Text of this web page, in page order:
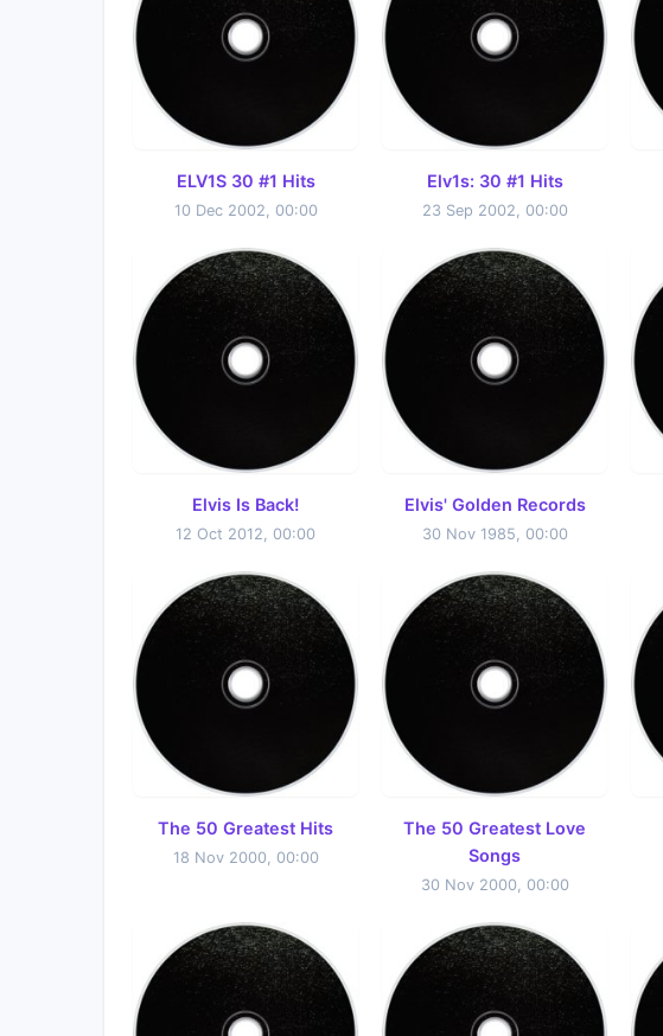
ELV1S 30 #1 Hits
10 Dec 2002, 00:00
Elv1s: 30 #1 Hits
23 Sep 2002, 00:00
Elvis Is Back!
12 Oct 2012, 00:00
Elvis' Golden Records
30 Nov 1985, 00:00
The 50 Greatest Hits
18 Nov 2000, 00:00
The 50 Greatest Love
Songs
30 Nov 2000, 00:00